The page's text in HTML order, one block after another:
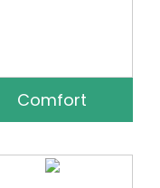
Comfort